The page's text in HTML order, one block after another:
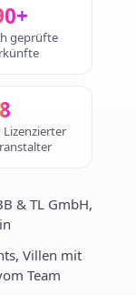
geprüfte
8
Lizenzierter
& TL GmbH,
Villen mit
Team